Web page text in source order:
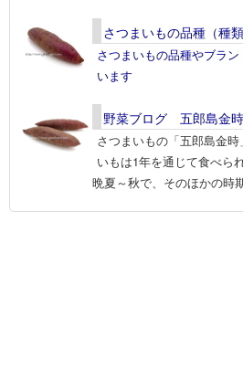
さつまいもの品種（種
さつまいもの品種やブラ
います
野菜ブログ 五郎島金時
さつまいもの「五郎島金
いもは1年を通じて食べら
晩夏～秋で、そのほかの時